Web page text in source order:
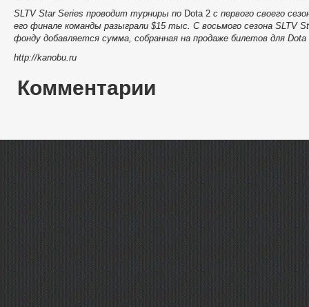
SLTV Star Series проводит турниры по Dota 2 с первого своего
его финале команды разыграли $15 тыс. С восьмого сезона SLTV
фонду добавляется сумма, собранная на продаже билетов для
http://kanobu.ru
Комментарии